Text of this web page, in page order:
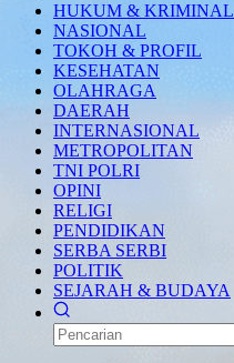
HUKUM & KRIMINAL
NASIONAL
TOKOH & PROFIL
KESEHATAN
OLAHRAGA
DAERAH
INTERNASIONAL
METROPOLITAN
TNI POLRI
OPINI
RELIGI
PENDIDIKAN
SERBA SERBI
POLITIK
SEJARAH & BUDAYA